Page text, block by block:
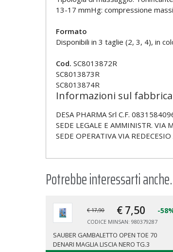
13-17 mmHg: compressione
Formato
Disponibili in 3 taglie (2, 3, 4), in
Cod. SC8013872R
SC8013873R
SC8013874R
Informazioni sul
DESA PHARMA Srl C.F.
SEDE LEGALE E AMMINISTR.
SEDE OPERATIVA VIA
Potrebbe interessarti
€ 17,90 € 7,50 -
CODICE MINSAN: 980379287
SAUBER GAMBALETTO OPEN TOE 70
DENARI MAGLIA LISCIA NERO TG.3